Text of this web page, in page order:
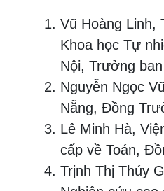
Vũ Hoàng Linh,
Khoa học Tự
Nội, Trưởng ban
Nguyễn Ngọc
Nẵng, Đồng
Lê Minh Hà,
cấp về Toán,
Trịnh Thị Thúy